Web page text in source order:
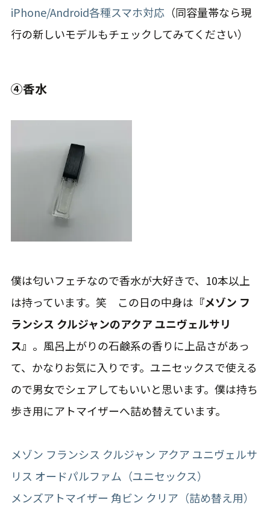
iPhone/Android各種スマホ対応（同容量帯なら現
行の新しいモデルもチェックしてみてください）
④香水
僕は匂いフェチなので香水が大好きで、10本以上
は持っています。笑 この日の中身は 『メゾン フ
ランシス クルジャンのアクア ユニヴェルサリ
ス』 。風呂上がりの石鹸系の香りに上品さがあっ
て、かなりお気に入りです。ユニセックスで使える
ので男女でシェアしてもいいと思います。僕は持ち
歩き用にアトマイザーへ詰め替えています。
メゾン フランシス クルジャン アクア ユニヴェルサ
リス オードパルファム（ユニセックス）
メンズアトマイザー 角ビン クリア（詰め替え用）